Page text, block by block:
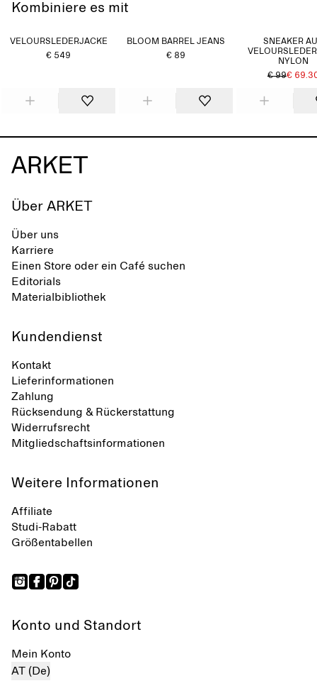
Kombiniere es mit
VELOURSLEDERJACKE
€ 549
BLOOM BARREL JEANS
€ 89
SNEAKER
NYLON
€ 99€
Über ARKET
Über uns
Karriere
Einen Store oder ein Café suchen
Editorials
Materialbibliothek
Kundendienst
Kontakt
Lieferinformationen
Zahlung
Rücksendung & Rückerstattung
Widerrufsrecht
Mitgliedschaftsinformationen
Weitere Informationen
Affiliate
Studi-Rabatt
Größentabellen
Konto und Standort
Mein Konto
AT (De)